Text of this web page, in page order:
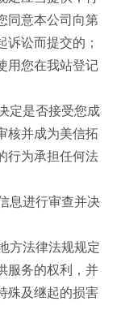
同意本公司向第
讼而提交的；
用您在我站登记
定是否接受您成
核并成为美信拓
行为承担任何法
息进行审查并决
方法律法规规定
服务的权利，并
殊及继起的损害